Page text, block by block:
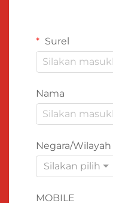
Surel
Nama
Negara/Wilayah
Silakan pilih
MOBILE